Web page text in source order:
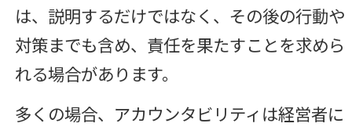
は、説明するだけではなく、その後の行動や
対策までも含め、責任を果たすことを求めら
れる場合があります。
多くの場合、アカウンタビリティは経営者に